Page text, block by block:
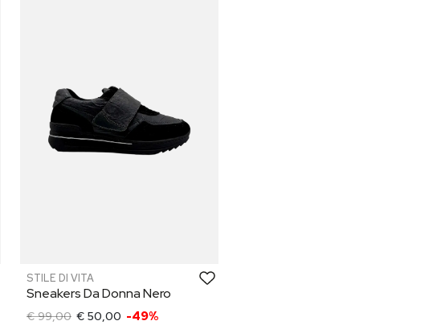
STILE DI VITA
Sneakers Da Donna Nero
€ 99,00 € 50,00 -49%